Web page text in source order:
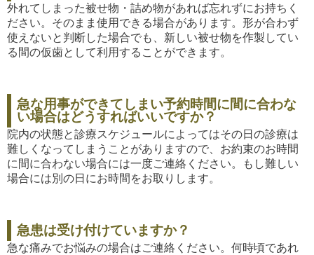
外れてしまった被せ物・詰め物があれば忘れずにお持ちく
ださい。そのまま使用できる場合があります。形が合わず
使えないと判断した場合でも、新しい被せ物を作製してい
る間の仮歯として利用することができます。
急な用事ができてしまい予約時間に間に合わな
い場合はどうすればいいですか？
院内の状態と診療スケジュールによってはその日の診療は
難しくなってしまうことがありますので、お約束のお時間
に間に合わない場合には一度ご連絡ください。もし難しい
場合には別の日にお時間をお取りします。
急患は受け付けていますか？
急な痛みでお悩みの場合はご連絡ください。何時頃であれ